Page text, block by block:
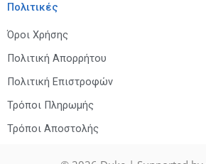
Πολιτικές
Όροι Χρήσης
Πολιτική Απορρήτου
Πολιτική Επιστροφών
Τρόποι Πληρωμής
Τρόποι Αποστολής